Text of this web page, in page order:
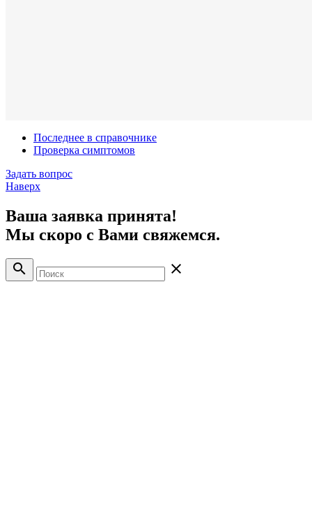
Последнее в справочнике
Проверка симптомов
Задать вопрос
Наверх
Ваша заявка принята!
Мы скоро с Вами свяжемся.
search close